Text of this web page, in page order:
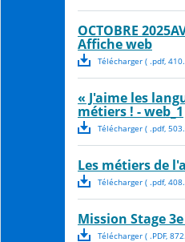
OCTOBRE
Affiche web
Télécharger( .pdf,
« J'aime les
métiers ! - web_1
Télécharger( .pdf,
Les métiers de
Télécharger( .pdf,
Mission Stage 3e
Télécharger( .PDF,